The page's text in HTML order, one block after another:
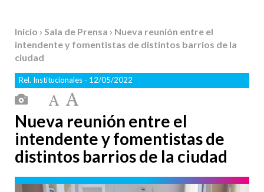
Inicio › Sala de Prensa › Nueva reunión entre el
intendente y fomentistas de distintos barrios de la
ciudad
Rel. Institucionales - 12/05/2022
Nueva reunión entre el
intendente y fomentistas de
distintos barrios de la ciudad